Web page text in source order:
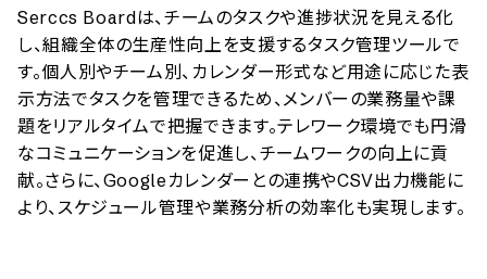
情報更新者：業界DX最強ナビ編集部 情報取得元 掲載修正依頼
Serccs Boardは、チームのタスクや進捗状況を見える化
し、組織全体の生産性向上を支援するタスク管理ツールで
す。個人別やチーム別、カレンダー形式など用途に応じた表
示方法でタスクを管理できるため、メンバーの業務量や課
題をリアルタイムで把握できます。テレワーク環境でも円滑
なコミュニケーションを促進し、チームワークの向上に貢
献。さらに、Googleカレンダーとの連携やCSV出力機能に
より、スケジュール管理や業務分析の効率化も実現します。